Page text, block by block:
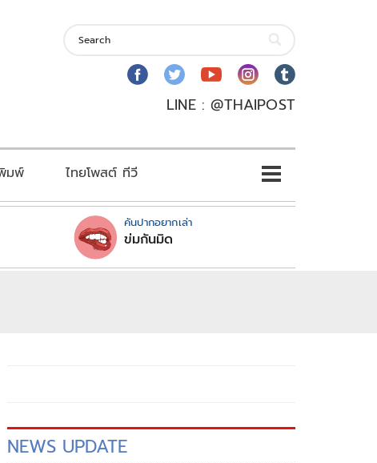
LINE : @THAIPOST
มพ์ ไทยโพสต์ ทีวี
คันปากอยากเล่า
ข่มกันมิด
NEWS UPDATE